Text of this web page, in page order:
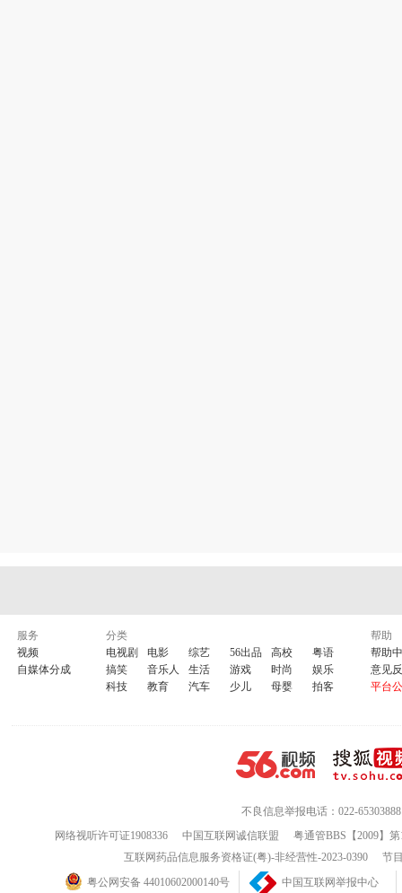
服务
视频
自媒体分成
分类
电视剧
电影 综艺 56出品 高校
粤语
搞笑
音乐人 生活 游戏 时尚
娱乐
科技
教育 汽车 少儿 母婴 拍客
帮助
帮助
意见
平台
不良信息举报电话：022-65303888
网络视听许可证1908336
中国互联网诚信联盟
粤通管BBS【2009】
互联网药品信息服务资格证(粤)-非经营性-2023-0390
节
粤公网安备 44010602000140号
中国互联网举报中心